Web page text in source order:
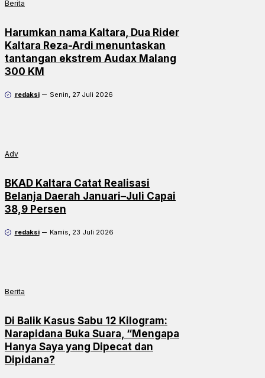
Berita
Harumkan nama Kaltara, Dua Rider
Kaltara Reza-Ardi menuntaskan
tantangan ekstrem Audax Malang
300 KM
redaksi Senin, 27 Juli 2026
Adv
BKAD Kaltara Catat Realisasi
Belanja Daerah Januari–Juli Capai
38,9 Persen
redaksi Kamis, 23 Juli 2026
Berita
Di Balik Kasus Sabu 12 Kilogram:
Narapidana Buka Suara, “Mengapa
Hanya Saya yang Dipecat dan
Dipidana?